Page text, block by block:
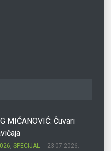
MIĆANOVIĆ: Čuvari
, SPECIJAL 23.07.2026.